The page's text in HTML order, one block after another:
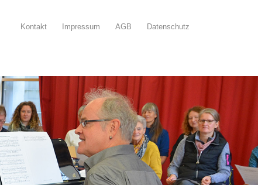
Kontakt Impressum AGB Datenschutz